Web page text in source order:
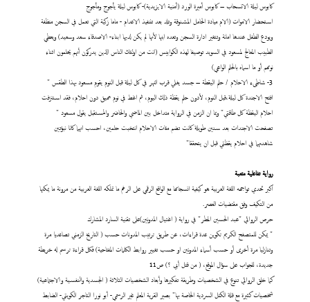
كابوس ليلة الانسحاب – كابوس أميرة الورد (أمنية الايزيدية)- كابوس ليلة يأجوج ومأجوج
استحضار الاموات (الام ميادة الحامل المشنوقة وتلد بعد تننفيذ الاعدام - ماما زكية التي تعمل في السجن منظفة
ويودع الطفل عندها امانة وتتغير ادارة السجن وتعده ابنها لأنها لم يكن لديها ابناء- الاصدقاء سعد وسعيد) ويعطي
الطبيب المعالج لمسعود في السويد توصيفا لهذه الكوابيس (انت من اولئك الناس الذين يدركون أنهم يحلمون اثناء
نومهم أو ما اسماه بالحلم الواعي)
3- شاطىء الاحلام / حلم اليقطة – جسد يغلي قرب النهر في كل ليلة قبل النوم يقوم مسعود بهذا الطقس "
افتح الاجندة كل ليلة،قبل النوم، لأدون حلم يقظة ذلك اليوم، ثم اغط في نوم عميق دون احلام، فقد استنزفت
احلام اليقظة كل طاقتي" وبما ان الزمن في الرواية متداخل بين الماضي والحاضر والمستقبل يقول مسعود "
تصفحت الاجندات بعد سنين طويلة كانت تضم مئات الاحلام انتخبت حلمين، احسب انهما كانا نبؤتين
شاهدتهما في احلام يقظتي قبل ان يتحققا"
رواية تفاعلية متعبة
اكبر تحدي تواجهه اللغة العربية هو كيفية انسجامها مع الواقع الرقمي على الرغم ما تملكه اللغة العربية من مرونة ما يمكنها
من التكيف وفق مقتضيات العصر.
حرص الروائي "عبد الحسين المطر" في رواية ( اغتيال المدونين)على تقنية السارد المشارك
" يمكن للمتصفح الكريم تكوين عدة قراءات، عن طريق ترتيب المدونات حسب ( التاريخ الزمني تصاعديا مرة
وتنازليا مرة أخرى أو حسب أسماء المدونين او حسب تغيير روابط الكلمات المفتاحية) فكل قراءة ترسم له خريطة
جديدة، للجواب على سؤال الموقع، ( من قتل أبي ؟) ص11
كما خلق الروائي تنوع في الشخصيات وطريقة تفكيرها وأبعاد الشخصيات الثلاثة ( الجسدية والنفسية والاجتماعية)
شخصيات كثيرة مع قلة الكتل السردية الخاصة بها" بصير القرية المعلم غير الرسمي- أبو نورا التاجر الكويتي- الضابط